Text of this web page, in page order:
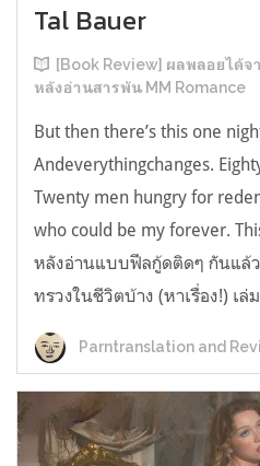
Tal Bauer
[Book Review] ผลพลอยได้
หลังอ่านสารพัน MM Romance
But then there’s this one
Andeverythingchanges.
Twenty men hungry for
who could be my forever.
หลังอ่านแบบฟีลกู้ดติดๆ กันแล้
ทรวงในชีวิตบ้าง (หาเรื่อง!) เล่
Parntranslation and